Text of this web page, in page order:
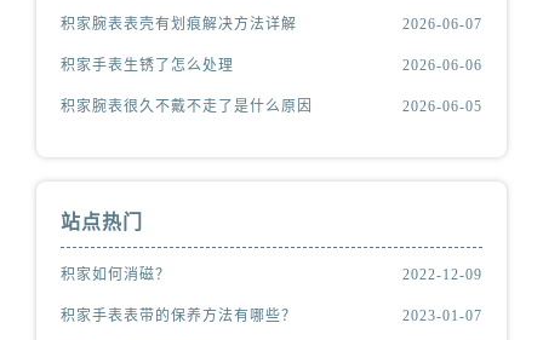
积家腕表表壳有划痕解决方法详解 2026-06-07
积家手表生锈了怎么处理 2026-06-06
积家腕表很久不戴不走了是什么原因 2026-06-05
站点热门
积家如何消磁？ 2022-12-09
积家手表表带的保养方法有哪些？ 2023-01-07